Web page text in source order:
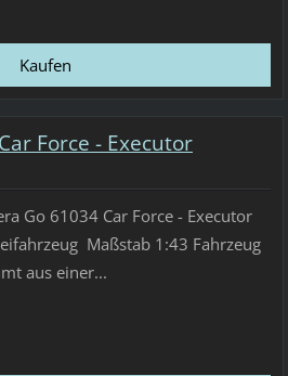
Force - Executor
Go 61034 Car Force - Executor
Maßstab 1:43 Fahrzeug
aus einer...